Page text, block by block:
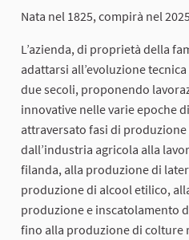
Nata nel 1825, compirà nel
L’azienda, di proprietà della
adattarsi all’evoluzione
due secoli, proponendo
innovative nelle varie epoche
attraversato fasi di
dall’industria agricola alla
filanda, alla produzione di
produzione di alcool etilico,
produzione e inscatolamento
fino alla produzione di colture